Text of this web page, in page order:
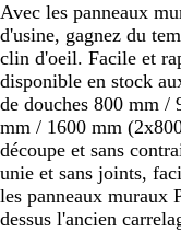
Avec les panneaux
d'usine, gagnez du
clin d'oeil. Facile et
disponible en stock
de douches 800 mm
mm / 1600 mm
découpe et sans
unie et sans joints,
les panneaux muraux
dessus l'ancien